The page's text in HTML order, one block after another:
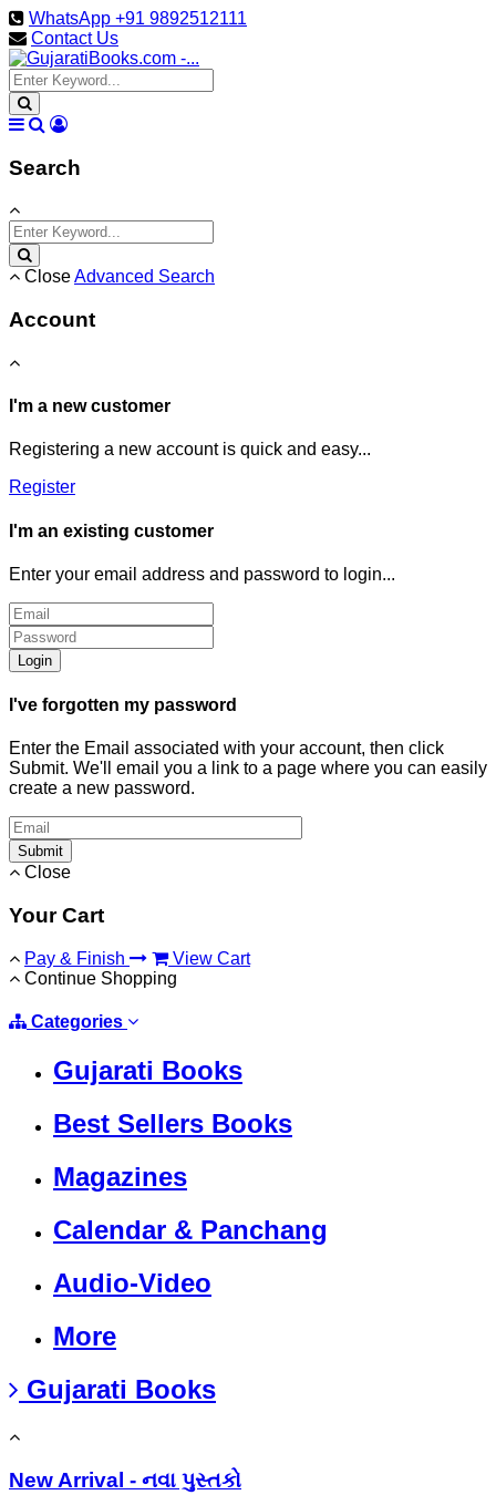
WhatsApp +91 9892512111
Contact Us
Search
CloseAdvanced Search
Account
I'm a new customer
Registering a new account is quick and easy...
Register
I'm an existing customer
Enter your email address and password to login...
Login
I've forgotten my password
Enter the Email associated with your account, then click
Submit. We'll email you a link to a page where you can easily
create a new password.
Submit
Close
Your Cart
Pay & Finish
View Cart
Continue Shopping
Categories
Gujarati Books
Best Sellers Books
Magazines
Calendar & Panchang
Audio-Video
More
Gujarati Books
New Arrival - નવા પુસ્તકો